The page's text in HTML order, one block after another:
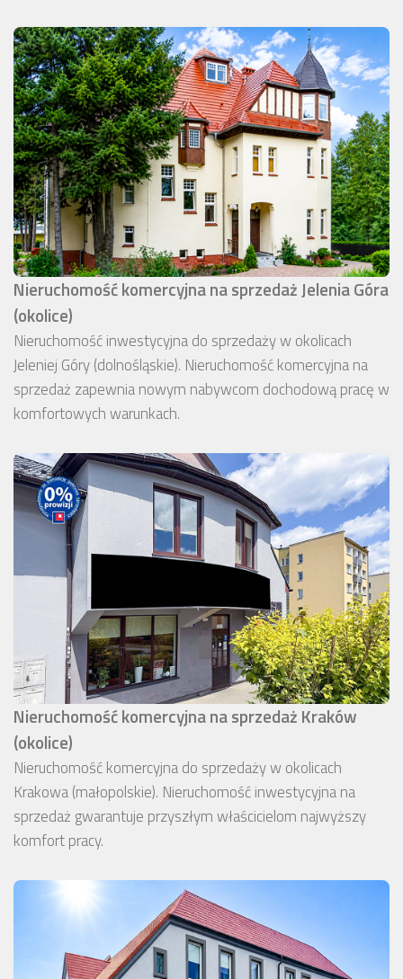
Nieruchomość komercyjna na sprzedaż Jelenia Góra
(okolice)
Nieruchomość inwestycyjna do sprzedaży w okolicach
Jeleniej Góry (dolnośląskie). Nieruchomość komercyjna na
sprzedaż zapewnia nowym nabywcom dochodową pracę w
komfortowych warunkach.
Nieruchomość komercyjna na sprzedaż Kraków
(okolice)
Nieruchomość komercyjna do sprzedaży w okolicach
Krakowa (małopolskie). Nieruchomość inwestycyjna na
sprzedaż gwarantuje przyszłym właścicielom najwyższy
komfort pracy.